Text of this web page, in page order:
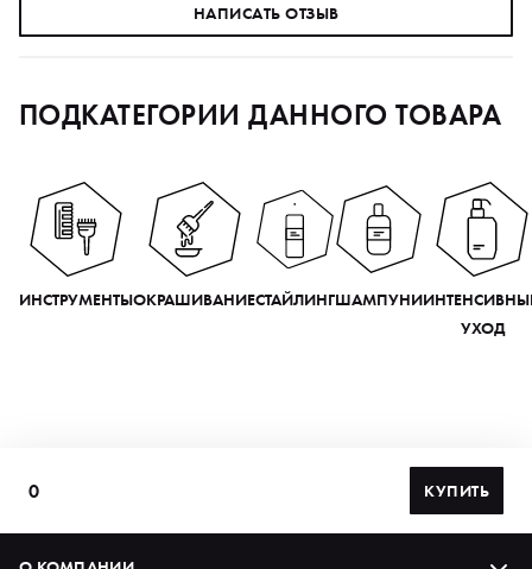
НАПИСАТЬ ОТЗЫВ
ПОДКАТЕГОРИИ ДАННОГО ТОВАРА
ИНСТРУМЕНТЫОКРАШИВАНИЕСТАЙЛИНГШАМПУНИ
УХОД
0 КУПИТЬ